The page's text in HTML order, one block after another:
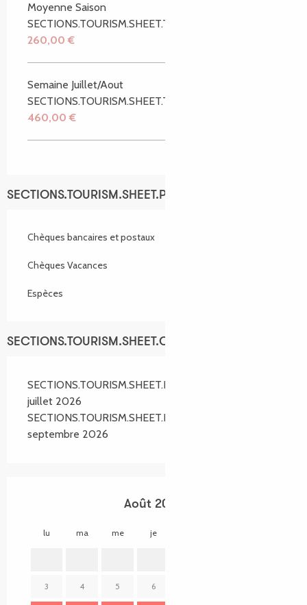
Moyenne Saison
SECTIONS.TOURISM.SHEET.TARIFFS.FROMTO
260,00 €
Semaine Juillet/Aout
SECTIONS.TOURISM.SHEET.TARIFFS.FROMTO
460,00 €
SECTIONS.TOURISM.SHEET.PAYMENTS_METHODS
Chèques bancaires et postaux
Chèques Vacances
Espèces
SECTIONS.TOURISM.SHEET.OPENINGS
SECTIONS.TOURISM.SHEET.PERIODS.FROM 18
juillet 2026
SECTIONS.TOURISM.SHEET.PERIODS.UNTIL 3
septembre 2026
Août 2026
lu ma me je
3 4 5 6